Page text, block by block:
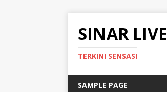
SINAR LIVE
TERKINI SENSASI
SAMPLE PAGE